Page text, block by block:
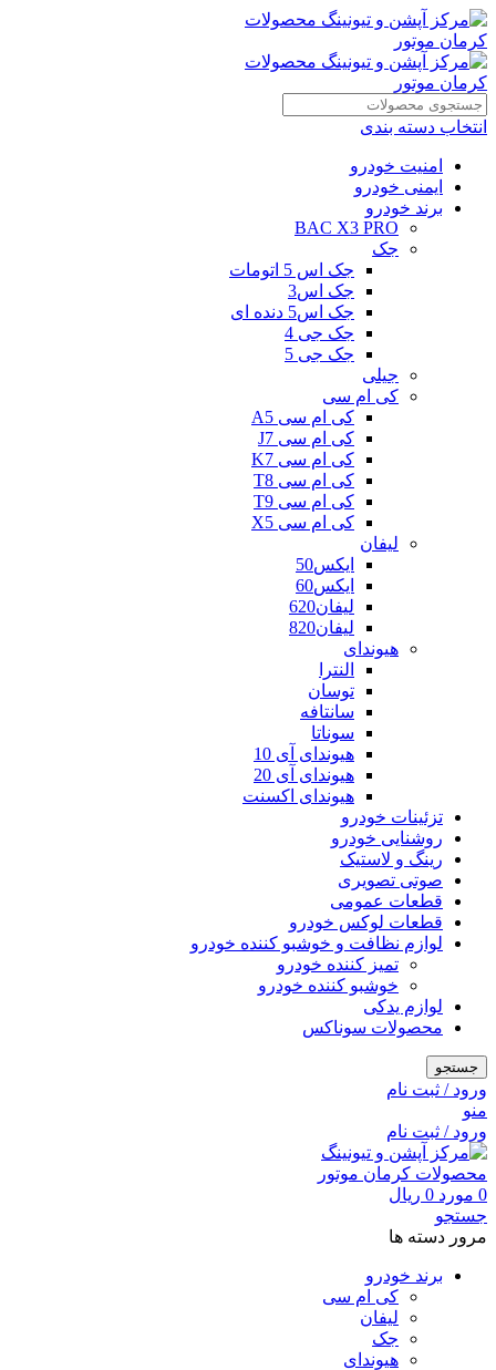
انتخاب دسته بندی
امنیت خودرو
ایمنی خودرو
برند خودرو
BAC X3 PRO
جک
جک اس 5 اتومات
جک اس3
جک اس5 دنده ای
جک جی 4
جک جی 5
جیلی
کی ام سی
کی ام سی A5
کی ام سی J7
کی ام سی K7
کی ام سی T8
کی ام سی T9
کی ام سی X5
لیفان
ایکس50
ایکس60
لیفان620
لیفان820
هیوندای
النترا
توسان
سانتافه
سوناتا
هیوندای آی 10
هیوندای آی 20
هیوندای اکسنت
تزئینات خودرو
روشنایی خودرو
رینگ و لاستیک
صوتی تصویری
قطعات عمومی
قطعات لوکس خودرو
لوازم نظافت و خوشبو کننده خودرو
تمیز کننده خودرو
خوشبو کننده خودرو
لوازم یدکی
محصولات سوناکس
جستجو
ورود / ثبت نام
منو
ورود / ثبت نام
0 مورد 0 ریال
جستجو
مرور دسته ها
برند خودرو
کی ام سی
لیفان
جک
هیوندای